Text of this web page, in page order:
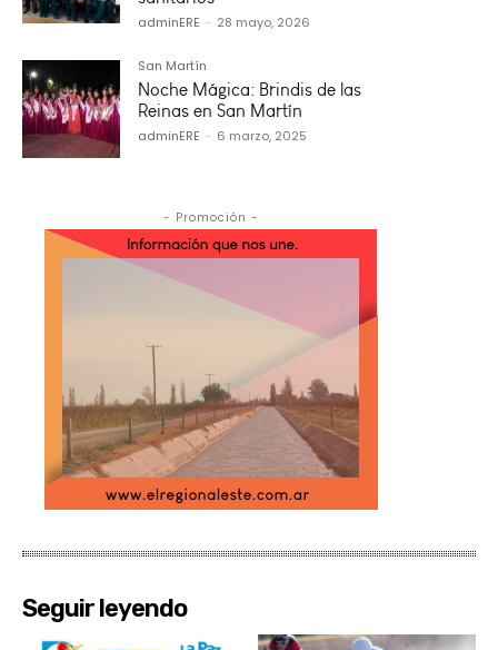
adminERE - 28 mayo, 2026
San Martín
Noche Mágica: Brindis de las
Reinas en San Martín
adminERE - 6 marzo, 2025
- Promoción -
Seguir leyendo